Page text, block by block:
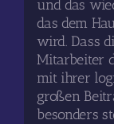
und das
das dem
wird. Dass
Mitarbeiter
mit ihrer
großen
besonders